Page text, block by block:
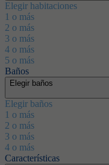
Elegir habitaciones
1 o más
2 o más
3 o más
4 o más
5 o más
Baños
Elegir baños
Elegir baños
1 o más
2 o más
3 o más
4 o más
Características